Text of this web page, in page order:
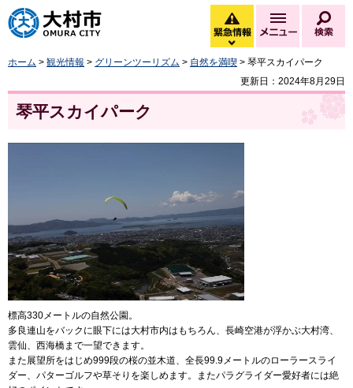
大村市
緊急情報
緊急情報を開く
メニュー
ホーム > 観光情報 > グリーンツーリズム > 自然を満喫 > 琴平スカイパーク
更新日：2024年8月29日
琴平スカイパーク
標高330メートルの自然公園。
多良連山をバックに眼下には大村市内はもちろん、長崎空港が浮かぶ大村湾、
雲仙、西海橋まで一望できます。
また展望所をはじめ999段の桜の並木道、全長99.9メートルのローラースライ
ダー、パターゴルフや草そりを楽しめます。またパラグライダー愛好者には絶